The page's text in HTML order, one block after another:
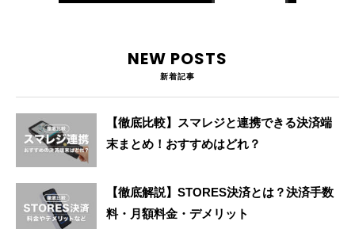
NEW POSTS
新着記事
【徹底比較】スマレジと連携できる決済端
末まとめ！おすすめはどれ？
【徹底解説】STORES決済とは？決済手数
料・月額料金・デメリット